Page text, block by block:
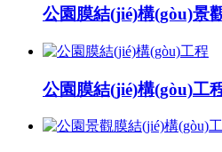
公園膜結(jié)構(gòu)景
公園膜結(jié)構(gòu)工